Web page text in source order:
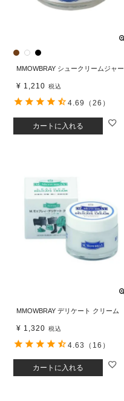
MMOWBRAY シュークリームジャー
¥ 1,210 税込
カートに入れる
4.69 （26）
MMOWBRAY デリケート クリーム
¥ 1,320 税込
カートに入れる
4.63 （16）